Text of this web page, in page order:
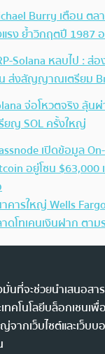
Burry เตือน ต
รง ย้ำวิกฤตปี 1987
Solana หลบไป : ส่
ส่งสัญญาณเตรียม
จ่อโหวตจริง ลุ้น
ยญ SOL ครั้งใหญ่
เปิดข้อมูล
อยู่โซน $63,000
คารใหญ่ Wells
ดโทเคนเงินฝาก ตา
นที่จะช่วยนำเสนอสา
คโนโลยีบล็อกเชนเพื่
ากเว็บไซต์และเว็บบ